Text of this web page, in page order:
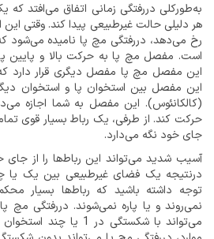
به‌طورکلی دررفتگی زمانی اتفاق می‌افتد
هر دلیلی حالت غیرطبیعی پیدا کند. وقتی
رخ می‌دهد، دررفتگی مچ پا نامیده
است. مفصل مچ پا به حرکت بالا و پایین
این مفصل مچ پا مفصل دیگری قرار دارد
این مفصل بین استخوان پا و استخوان
(کالکانئوس). این مفصل به شما اجازه
حرکت کند. از طرفی، یک رباط بسیار قوی
جای خود نگه می‌دارد.
آسیب شدید می‌تواند این رباط‌ها را از جای
درنتیجه یک فضای غیرطبیعی بین یک یا
توجه داشته باشید که رباط‌ها بسیار
نمی‌روند و یا پاره نمی‌شوند. دررفتگی
می‌تواند با شکستگی در